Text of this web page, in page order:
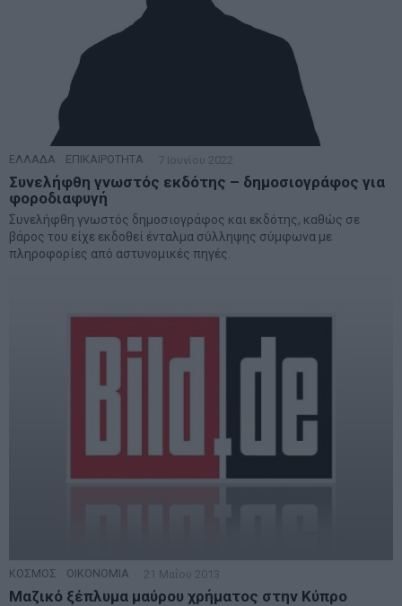
ΕΛΛΑΔΑ ΕΠΙΚΑΙΡΟΤΗΤΑ 7 Ιουνίου 2022
Συνελήφθη γνωστός εκδότης – δημοσιογράφος για
φοροδιαφυγή
Συνελήφθη γνωστός δημοσιογράφος και εκδότης, καθώς σε
βάρος του είχε εκδοθεί ένταλμα σύλληψης σύμφωνα με
πληροφορίες από αστυνομικές πηγές.
ΚΟΣΜΟΣ ΟΙΚΟΝΟΜΙΑ 21 Μαΐου 2013
Μαζικό ξέπλυμα μαύρου χρήματος στην Κύπρο